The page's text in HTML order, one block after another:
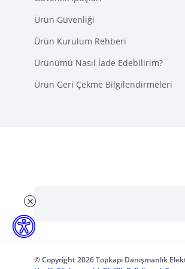
Ürün Güvenliği
Ürün Kurulum Rehberi
Ürünümü Nasıl İade Edebilirim?
Ürün Geri Çekme Bilgilendirmeleri
© Copyright 2026 Topkapı Danışmanlık